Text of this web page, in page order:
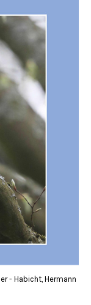
- Habicht, Hermann